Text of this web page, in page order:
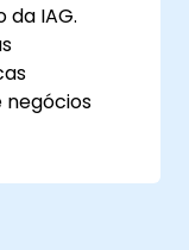
IAG.
negócios